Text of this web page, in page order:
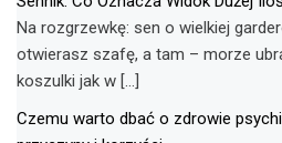
Na rozgrzewkę: sen o wielkiej
otwierasz szafę, a tam – morze
koszulki jak w […]
Czemu warto dbać o zdrowie